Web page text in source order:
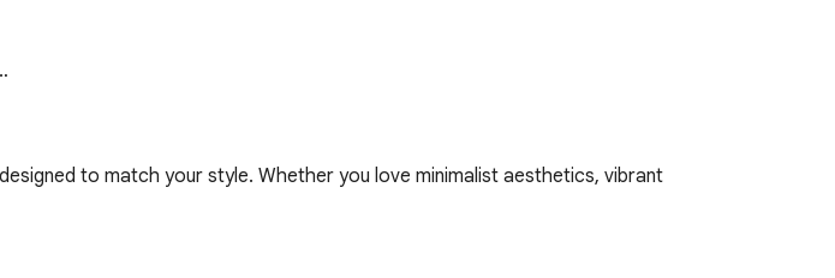
to match your style. Whether you love minimalist aesthetics, vibrant